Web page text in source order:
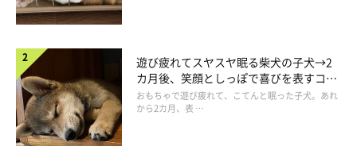
遊び疲れてスヤスヤ眠る柴犬の子犬→2
カ月後、笑顔としっぽで喜びを表すコに
成長！
おもちゃで遊び疲れて、こてんと眠った子犬。あれ
から2カ月、表 …